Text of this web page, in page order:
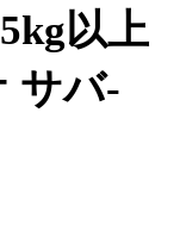
以上
サバ-